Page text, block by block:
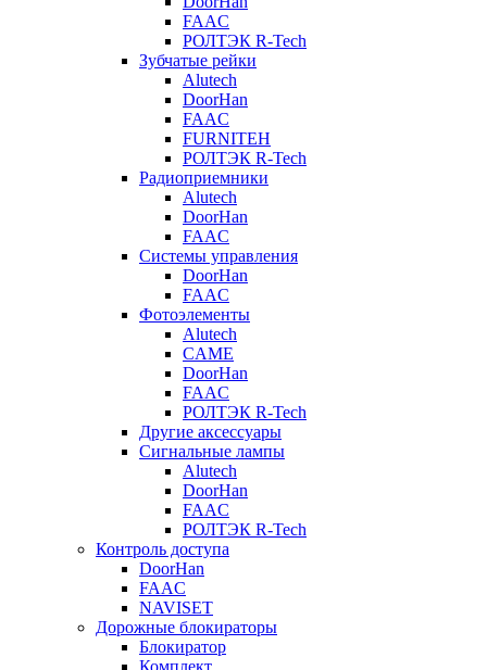
FAAC
РОЛТЭК R-Tech
Зубчатые рейки
Alutech
DoorHan
FAAC
FURNITEH
РОЛТЭК R-Tech
Радиоприемники
Alutech
DoorHan
FAAC
Системы управления
DoorHan
FAAC
Фотоэлементы
Alutech
CAME
DoorHan
FAAC
РОЛТЭК R-Tech
Другие аксессуары
Сигнальные лампы
Alutech
DoorHan
FAAC
РОЛТЭК R-Tech
Контроль доступа
DoorHan
FAAC
NAVISET
Дорожные блокираторы
Блокиратор
Комплект